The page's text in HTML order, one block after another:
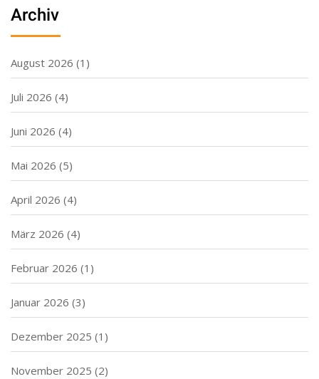
Archiv
August 2026 (1)
Juli 2026 (4)
Juni 2026 (4)
Mai 2026 (5)
April 2026 (4)
März 2026 (4)
Februar 2026 (1)
Januar 2026 (3)
Dezember 2025 (1)
November 2025 (2)